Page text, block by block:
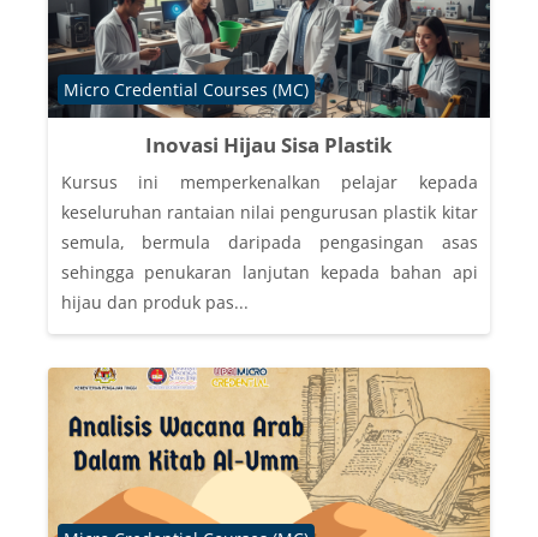
Inovasi Hijau Sisa Plastik
Course category
Micro Credential Courses (MC)
Kursus ini memperkenalkan pelajar kepada
keseluruhan rantaian nilai pengurusan plastik kitar
semula, bermula daripada pengasingan asas
sehingga penukaran lanjutan kepada bahan api
hijau dan produk pas...